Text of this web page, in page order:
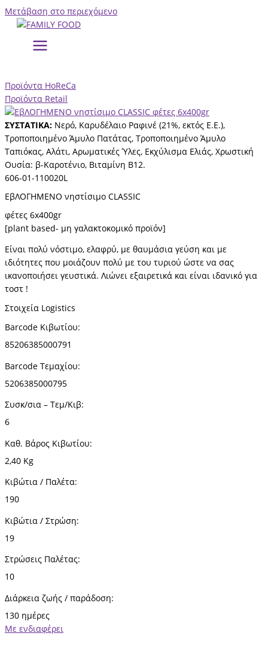
Μετάβαση στο περιεχόμενο
Προϊόντα HoReCa
Προϊόντα Retail
ΣΥΣΤΑΤΙΚΑ: Νερό, Καρυδέλαιο Ραφινέ (21%, εκτός Ε.Ε.),
Τροποποιημένο Άμυλο Πατάτας, Τροποποιημένο Άμυλο
Ταπιόκας, Αλάτι, Αρωματικές Ύλες, Εκχύλισμα Ελιάς, Χρωστική
Ουσία: β-Καροτένιο, Βιταμίνη Β12.
606-01-110020L
ΕβΛΟΓΗΜΕΝΟ νηστίσιμο CLASSIC
φέτες 6x400gr
[plant based- μη γαλακτοκομικό προϊόν]
Είναι πολύ νόστιμο, ελαφρύ, με θαυμάσια γεύση και με
ιδιότητες που μοιάζουν πολύ με του τυριού ώστε να σας
ικανοποιήσει γευστικά. Λιώνει εξαιρετικά και είναι ιδανικό για
τοστ !
Στοιχεία Logistics
Barcode Κιβωτίου:
85206385000791
Barcode Τεμαχίου:
5206385000795
Συσκ/σια – Τεμ/Κιβ:
6
Καθ. Βάρος Κιβωτίου:
2,40 Kg
Κιβώτια / Παλέτα:
190
Κιβώτια / Στρώση:
19
Στρώσεις Παλέτας:
10
Διάρκεια ζωής / παράδοση:
130 ημέρες
Με ενδιαφέρει